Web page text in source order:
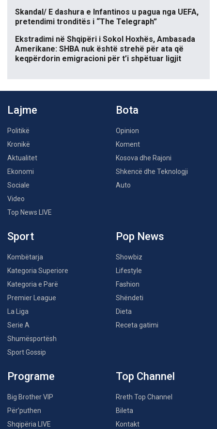
Skandal/ E dashura e Infantinos u pagua nga UEFA,
pretendimi tronditës i “The Telegraph”
Ekstradimi në Shqipëri i Sokol Hoxhës, Ambasada
Amerikane: SHBA nuk është strehë për ata që
keqpërdorin emigracioni për t’i shpëtuar ligjit
Lajme
Politikë
Kronikë
Aktualitet
Ekonomi
Sociale
Video
Top News LIVE
Bota
Opinion
Koment
Kosova dhe Rajoni
Shkencë dhe Teknologji
Auto
Sport
Kombëtarja
Kategoria Superiore
Kategoria e Parë
Premier League
La Liga
Serie A
Shumësportësh
Sport Gossip
Pop News
Showbiz
Lifestyle
Fashion
Shëndeti
Dieta
Receta gatimi
Programe
Big Brother VIP
Për’puthen
Shqipëria LIVE
Top Channel
Rreth Top Channel
Bileta
Kontakt